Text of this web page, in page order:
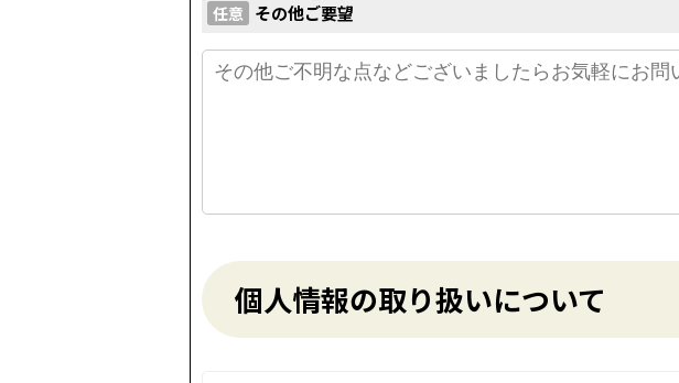
任意 その他ご要望
個人情報の取り扱いについて